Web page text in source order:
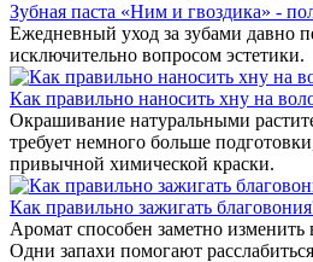
Зубная паста «Ним и гвоздика» -
Ежедневный уход за зубами давно
исключительно вопросом эстетики.
Как правильно наносить хну на
Окрашивание натуральными
требует немного больше
привычной химической краски.
Как правильно зажигать
Аромат способен заметно изменить
Одни запахи помогают